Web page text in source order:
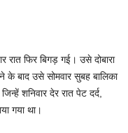
रात फिर बिगड़ गई। उसे दोबारा
के बाद उसे सोमवार सुबह बालिका
शनिवार देर रात पेट दर्द,
गया था।